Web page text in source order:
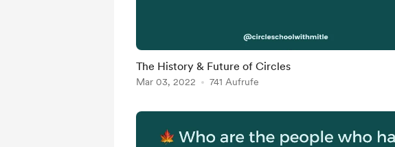
The History & Future of Circles
Mar 03, 2022 741 Aufrufe